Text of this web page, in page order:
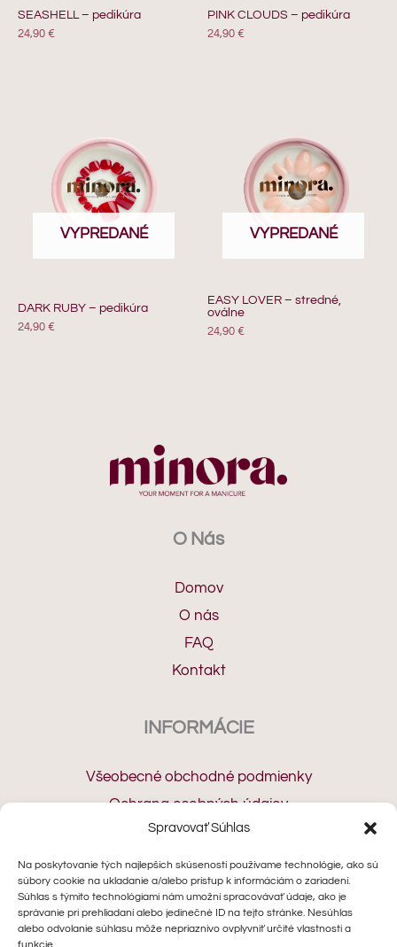
Spravovať Súhlas
Na poskytovanie tých najlepších skúseností používame technológie, ako sú
súbory cookie na ukladanie a/alebo prístup k informáciám o zariadení.
Súhlas s týmito technológiami nám umožní spracovávať údaje, ako je
správanie pri prehliadaní alebo jedinečné ID na tejto stránke. Nesúhlas
alebo odvolanie súhlasu môže nepriaznivo ovplyvniť určité vlastnosti a
SEASHELL – pedikúra
24,90 €
PINK CLOUDS – pedikúra
24,90 €
VYPREDANÉ
DARK RUBY – pedikúra
24,90 €
VYPREDANÉ
EASY LOVER – stredné,
oválne
24,90 €
O Nás
Domov
O nás
FAQ
Kontakt
INFORMÁCIE
Všeobecné obchodné podmienky
Ochrana osobných údajov
Cookies
Odstúpenie od zmluvy
Reklamačný protokol